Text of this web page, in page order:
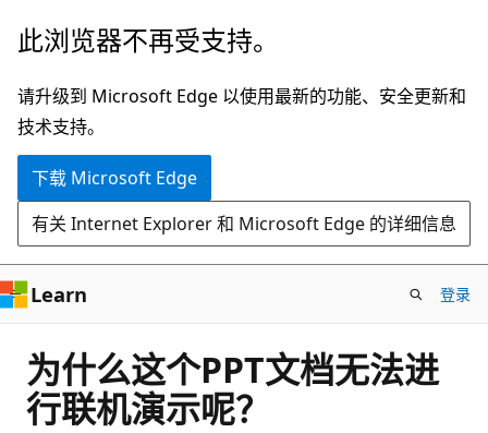
跳
主
要
内
此浏览器不再受支持。
请升级到 Microsoft Edge 以使用最新的功能、安全更新和
技术支持。
下载 Microsoft Edge
有关 Internet Explorer 和 Microsoft Edge 的详细信息
Learn 登录
为什么这个PPT文档无法进
行联机演示呢？